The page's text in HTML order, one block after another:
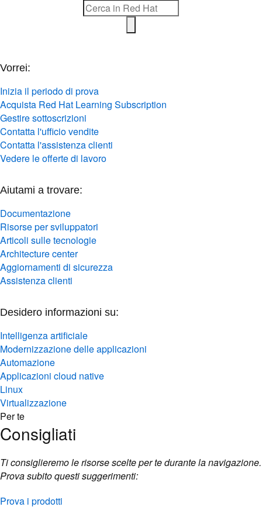
Vorrei:
Inizia il periodo di prova
Acquista Red Hat Learning Subscription
Gestire sottoscrizioni
Contatta l'ufficio vendite
Contatta l'assistenza clienti
Vedere le offerte di lavoro
Aiutami a trovare:
Documentazione
Risorse per sviluppatori
Articoli sulle tecnologie
Architecture center
Aggiornamenti di sicurezza
Assistenza clienti
Desidero informazioni su:
Intelligenza artificiale
Modernizzazione delle applicazioni
Automazione
Applicazioni cloud native
Linux
Virtualizzazione
Per te
Consigliati
Ti consiglieremo le risorse scelte per te durante la navigazione.
Prova subito questi suggerimenti:
Prova i prodotti